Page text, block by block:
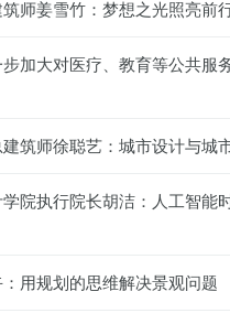
师姜雪竹：梦想之光照亮前
加大对医疗、教育等公共服
筑师徐聪艺：城市设计与城
学院执行院长胡洁：人工智能
用规划的思维解决景观问题